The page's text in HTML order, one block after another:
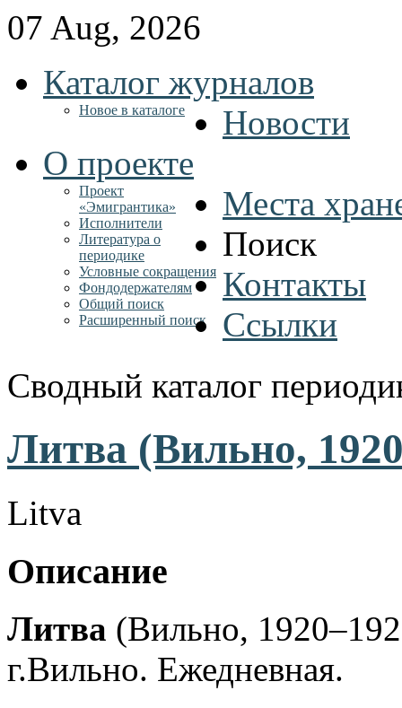
07 Aug, 2026
Каталог журналов
Новое в каталоге
Новости
О проекте
Проект
«Эмигрантика»
Исполнители
Литература о
периодике
Условные сокращения
Фондодержателям
Места
Поиск
Общий поиск
Расширенный поиск
Контакты
Ссылки
Сводный каталог
Литва (Вильно,
Litva
Описание
Литва (Вильно,
г.Вильно. Ежедневная.